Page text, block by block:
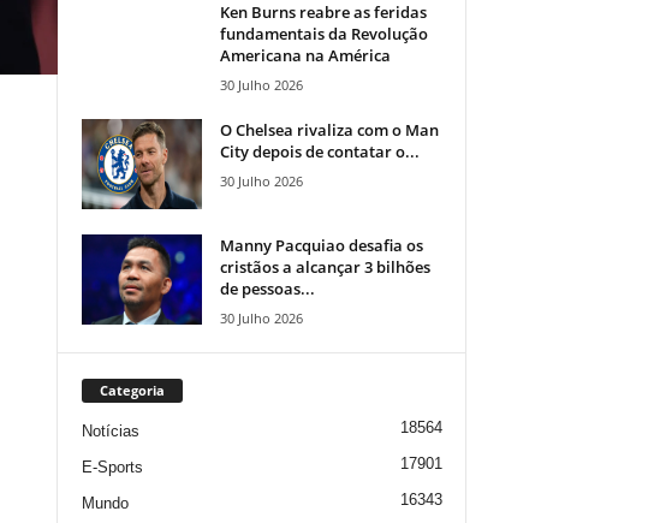
Ken Burns reabre as feridas
fundamentais da Revolução
Americana na América
30 Julho 2026
O Chelsea rivaliza com o Man
City depois de contatar o...
30 Julho 2026
Manny Pacquiao desafia os
cristãos a alcançar 3 bilhões
de pessoas...
30 Julho 2026
Categoria
Notícias 18564
E-Sports 17901
Mundo 16343